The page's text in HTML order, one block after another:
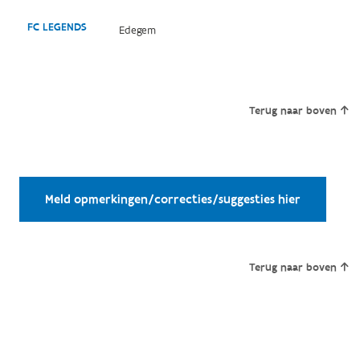
FC LEGENDS Edegem
Terug naar boven
Meld opmerkingen/correcties/suggesties hier
Terug naar boven